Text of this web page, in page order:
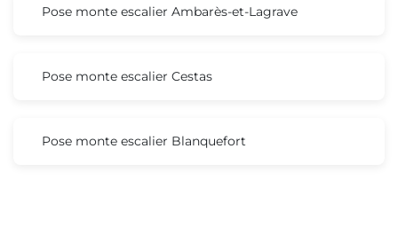
Pose monte escalier Ambarès-et-Lagrave
Pose monte escalier Cestas
Pose monte escalier Blanquefort